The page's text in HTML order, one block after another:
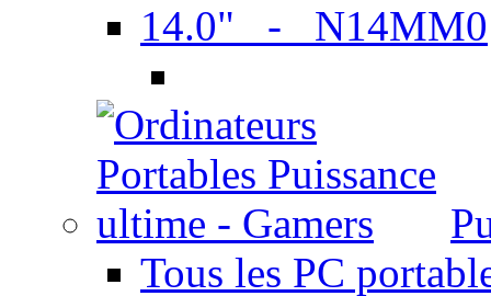
14.0" - N14MM0
Tous les PC